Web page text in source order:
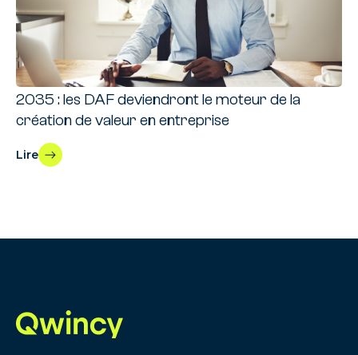
2035 : les DAF deviendront le moteur de la
création de valeur en entreprise
Lire